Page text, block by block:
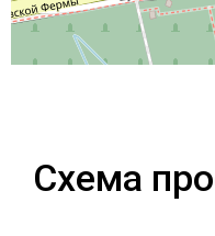
Круги
Скобо-
Схема